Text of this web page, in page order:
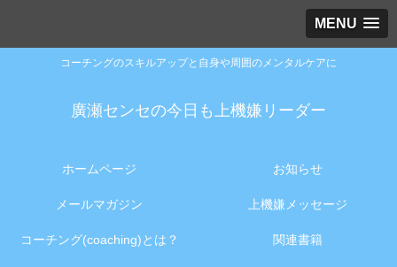
MENU
コーチングのスキルアップと自身や周囲のメンタルケアに
廣瀬センセの今日も上機嫌リーダー
ホームページ お知らせ
メールマガジン 上機嫌メッセージ
コーチング(coaching)とは？ 関連書籍